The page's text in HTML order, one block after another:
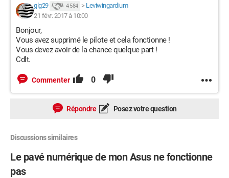
glg29 4 584 > Leviwingardium
21 févr. 2017 à 10:00
Bonjour,
Vous avez supprimé le pilote et cela fonctionne !
Vous devez avoir de la chance quelque part !
Cdlt.
Commenter 0
Répondre Posez votre question
Discussions similaires
Le pavé numérique de mon Asus ne fonctionne
pas